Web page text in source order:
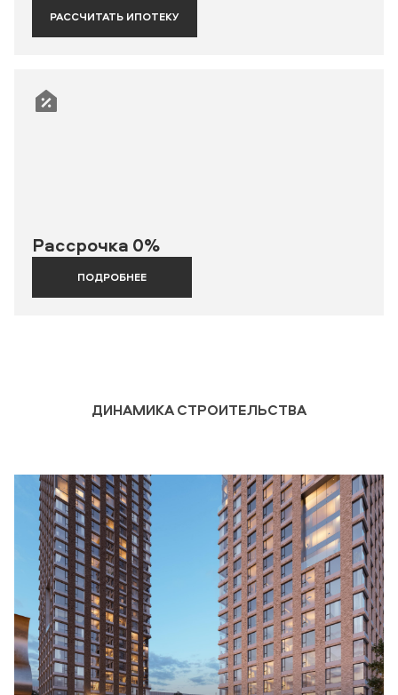
РАССЧИТАТЬ ИПОТЕКУ
Рассрочка 0%
ПОДРОБНЕЕ
ДИНАМИКА СТРОИТЕЛЬСТВА